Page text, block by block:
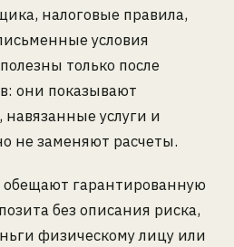
налоговые правила,
условия
только после
они показывают
услуги и
не заменяют расчеты.
гарантированную
без описания риска,
физическому лицу или